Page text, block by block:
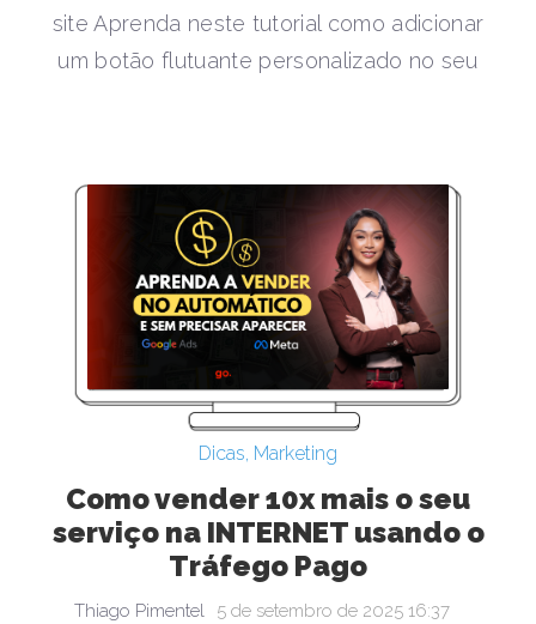
site Aprenda neste tutorial como adicionar
um botão flutuante personalizado no seu
Dicas, Marketing
Como vender 10x mais o seu
serviço na INTERNET usando o
Tráfego Pago
Thiago Pimentel 5 de setembro de 2025 16:37